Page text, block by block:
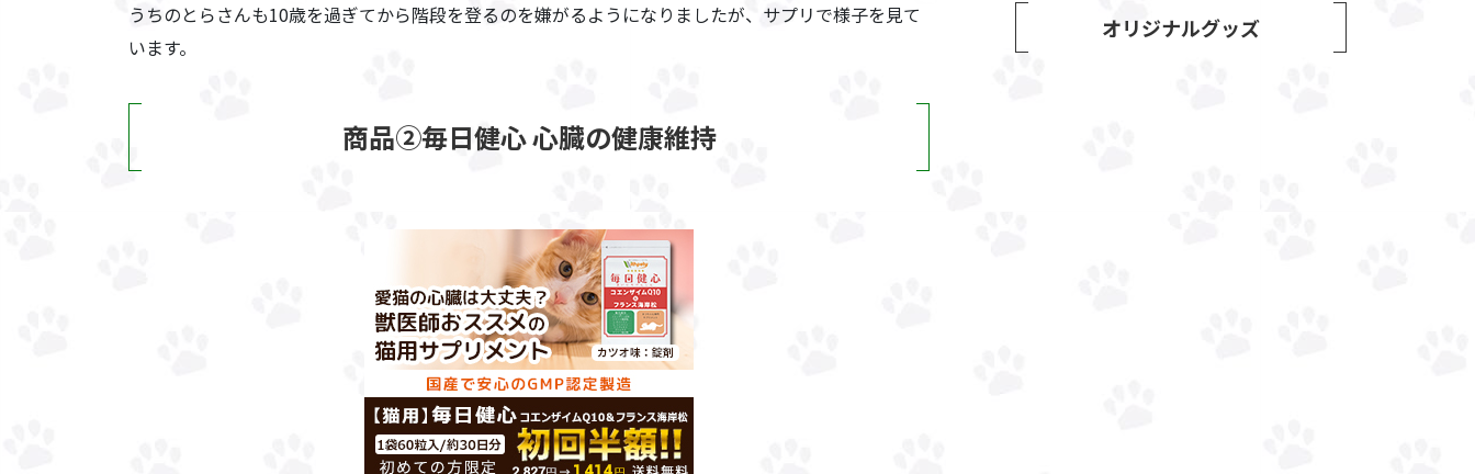
うちのとらさんも10歳を過ぎてから階段を登るのを嫌がるようになりましたが、サプリで様子を見て
います。
商品②毎日健心 心臓の健康維持
オリジナルグッズ